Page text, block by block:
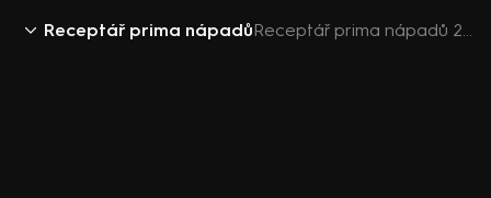
Receptář prima nápadů Receptář prima nápadů 2018 (20): Výsadba jahodníků